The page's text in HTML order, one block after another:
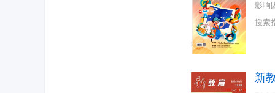
影响
搜索
新